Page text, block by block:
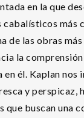
en la que
más
de las obras
la
en él. Kaplan
y perspicaz,
buscan una